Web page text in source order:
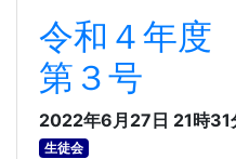
令和４年
第３号
2022年6月27日 21時31
生徒会